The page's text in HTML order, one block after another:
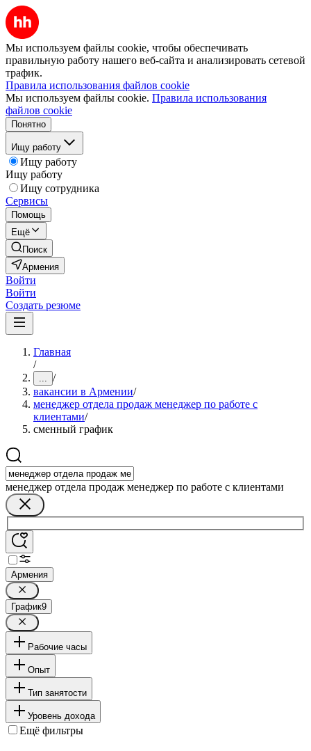
Мы используем файлы cookie, чтобы обеспечивать
правильную работу нашего веб-сайта и анализировать сетевой
трафик.
Правила использования файлов cookie
Мы используем файлы cookie. Правила использования
файлов cookie
Понятно
Ищу работу
Ищу работу
Ищу работу
Ищу сотрудника
Сервисы
Помощь
Ещё
Поиск
Армения
Войти
Войти
Создать резюме
Главная
/
... /
вакансии в Армении/
менеджер отдела продаж менеджер по работе с
клиентами/
сменный график
менеджер отдела продаж менеджер по работе с клиентами
Армения
График9
Рабочие часы
Опыт
Тип занятости
Уровень дохода
Ещё фильтры